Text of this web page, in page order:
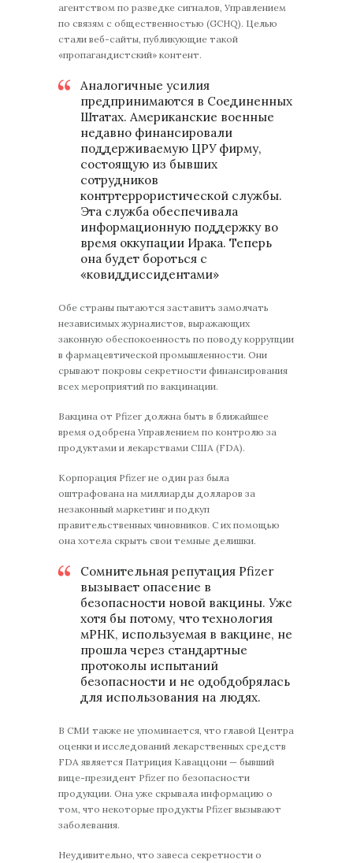
агентством по разведке сигналов, Управлением
по связям с общественностью (GCHQ). Целью
стали веб-сайты, публикующие такой
«пропагандистский» контент.
Аналогичные усилия
предпринимаются в Соединенных
Штатах. Американские военные
недавно финансировали
поддерживаемую ЦРУ фирму,
состоящую из бывших
сотрудников
контртеррористической службы.
Эта служба обеспечивала
информационную поддержку во
время оккупации Ирака. Теперь
она будет бороться с
«ковиддиссидентами»
Обе страны пытаются заставить замолчать
независимых журналистов, выражающих
законную обеспокоенность по поводу коррупции
в фармацевтической промышленности. Они
срывают покровы секретности финансирования
всех мероприятий по вакцинации.
Вакцина от Pfizer должна быть в ближайшее
время одобрена Управлением по контролю за
продуктами и лекарствами США (FDA).
Корпорация Pfizer не один раз была
оштрафована на миллиарды долларов за
незаконный маркетинг и подкуп
правительственных чиновников. С их помощью
она хотела скрыть свои темные делишки.
Сомнительная репутация Pfizer
вызывает опасение в
безопасности новой вакцины. Уже
хотя бы потому, что технология
мРНК, используемая в вакцине, не
прошла через стандартные
протоколы испытаний
безопасности и не одобдобрялась
для использования на людях.
В СМИ также не упоминается, что главой Центра
оценки и исследований лекарственных средств
FDA является Патриция Каваццони — бывший
вице-президент Pfizer по безопасности
продукции. Она уже скрывала информацию о
том, что некоторые продукты Pfizer вызывают
заболевания.
Неудивительно, что завеса секретности о